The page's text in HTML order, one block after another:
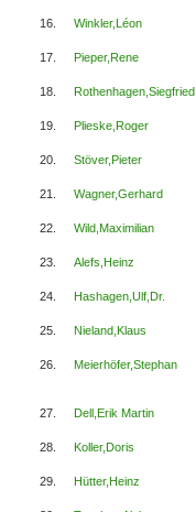
16. Winkler,Léon
17. Pieper,Rene
18. Rothenhagen,Siegfried
19. Plieske,Roger
20. Stöver,Pieter
21. Wagner,Gerhard
22. Wild,Maximilian
23. Alefs,Heinz
24. Hashagen,Ulf,Dr.
25. Nieland,Klaus
26. Meierhöfer,Stephan
27. Dell,Erik Martin
28. Koller,Doris
29. Hütter,Heinz